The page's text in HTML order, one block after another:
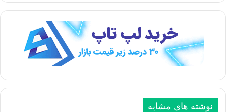
ح
ق
ب
ی
ح
ه
ع
ی
نوشته های مشابه